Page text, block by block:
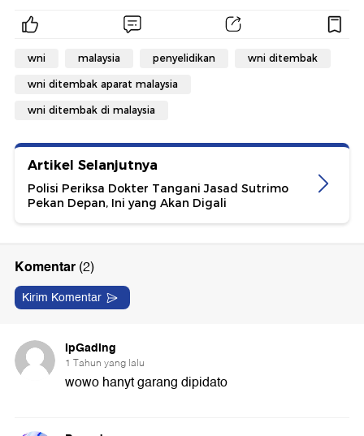
wni malaysia penyelidikan wni ditembak
wni ditembak aparat malaysia
wni ditembak di malaysia
Artikel Selanjutnya
Polisi Periksa Dokter Tangani Jasad Sutrimo
Pekan Depan, Ini yang Akan Digali